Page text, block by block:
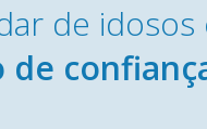
de idosos